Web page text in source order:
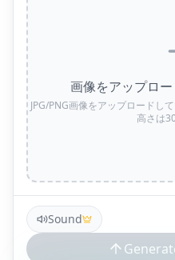
画像をアップロ
JPG/PNG画像をアップロードし
高さは
Sound